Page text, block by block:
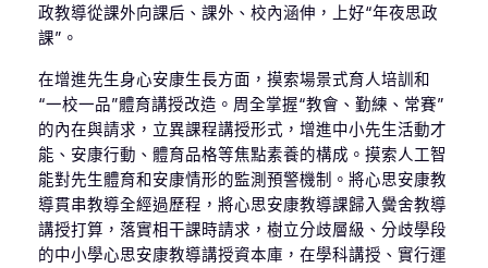
政教導從課外向課后、課外、校內涵伸，上好“年夜思政
課”。
在增進先生身心安康生長方面，摸索場景式育人培訓和
“一校一品”體育講授改造。周全掌握“教會、勤練、常賽”
的內在與請求，立異課程講授形式，增進中小先生活動才
能、安康行動、體育品格等焦點素養的構成。摸索人工智
能對先生體育和安康情形的監測預警機制。將心思安康教
導貫串教導全經過歷程，將心思安康教導課歸入黌舍教導
講授打算，落實相干課時請求，樹立分歧層級、分歧學段
的中小學心思安康教導講授資本庫，在學科講授、實行運